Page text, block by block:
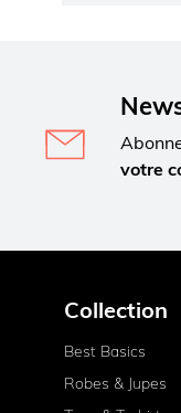
votre
Collection
Best Basics
Robes & Jupes